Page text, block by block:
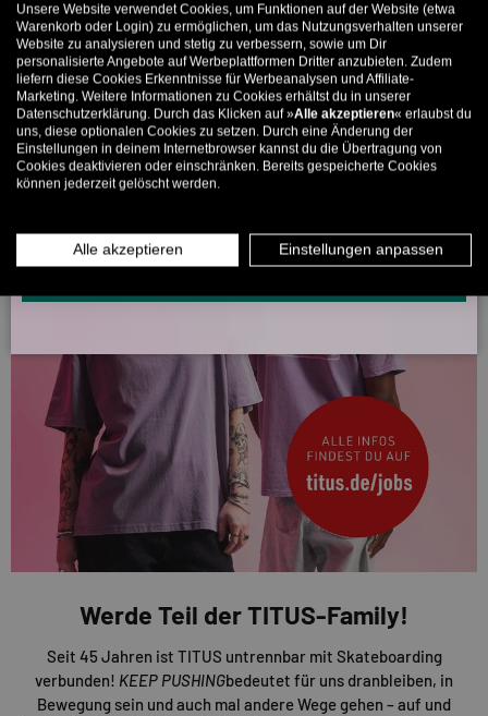
Werde Teil der TITUS-Family!
Seit 45 Jahren ist TITUS untrennbar mit Skateboarding
verbunden! KEEP PUSHINGbedeutet für uns dranbleiben, in
Bewegung sein und auch mal andere Wege gehen – auf und
Bis zu 11% Rabatt auf deine erste Bestellung. Aufgepasst: Du
kannst nur 1x wählen! 🤫
5% ab €80 9% ab €100 11% ab €150 🔥
E-Mail
MÄNNER
INFOS ÜBER WHATSAPP? KEIN PROBLEM!
KLICK HIER UND SCHICKE UNS DIE VORGESCHRIEBENE NACHRICHT,
Unsere Website verwendet Cookies, um Funktionen auf der Website (etwa
Warenkorb oder Login) zu ermöglichen, um das Nutzungsverhalten unserer
Website zu analysieren und stetig zu verbessern, sowie um Dir
personalisierte Angebote auf Werbeplattformen Dritter anzubieten. Zudem
liefern diese Cookies Erkenntnisse für Werbeanalysen und Affiliate-
Marketing. Weitere Informationen zu Cookies erhältst du in unserer
Datenschutzerklärung. Durch das Klicken auf »Alle akzeptieren« erlaubst du
uns, diese optionalen Cookies zu setzen. Durch eine Änderung der
Einstellungen in deinem Internetbrowser kannst du die Übertragung von
Cookies deaktivieren oder einschränken. Bereits gespeicherte Cookies
können jederzeit gelöscht werden.
Alle akzeptieren Einstellungen anpassen